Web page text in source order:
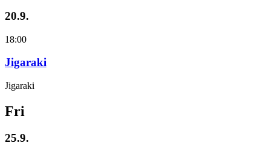
20.9.
18:00
Jigaraki
Jigaraki
Fri
25.9.